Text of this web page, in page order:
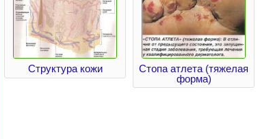
Структура кожи
Стопа атлета (тяжелая
форма)